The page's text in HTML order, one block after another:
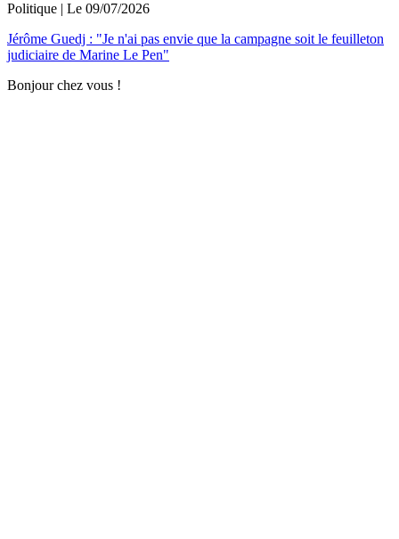
Politique | Le 09/07/2026
Jérôme Guedj : "Je n'ai pas envie que la campagne soit le feuilleton
judiciaire de Marine Le Pen"
Bonjour chez vous !